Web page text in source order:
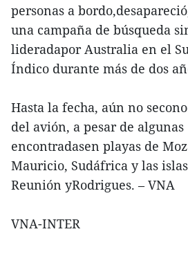
personas a
una campaña de búsqueda
lideradapor Australia en el
Índico durante más de dos
Hasta la fecha, aún no
del avión, a pesar de
encontradasen playas de
Mauricio, Sudáfrica y las
Reunión yRodrigues. – VNA
VNA-INTER